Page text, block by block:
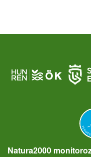
Natura2000